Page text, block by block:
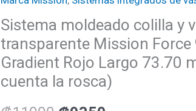
Sistema moldeado colilla y
transparente Mission Force
Gradient Rojo Largo 73.70
cuenta la rosca)
era:
₡11000.
es:
₡9350.
vástago
transparente
Mission